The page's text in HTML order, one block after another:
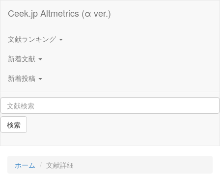
Ceek.jp Altmetrics (α ver.)
文献ランキング
新着文献
新着投稿
検索
ホーム 文献詳細